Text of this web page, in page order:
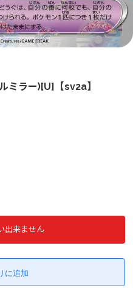
ミラー)[U]【sv2a】
出来ません